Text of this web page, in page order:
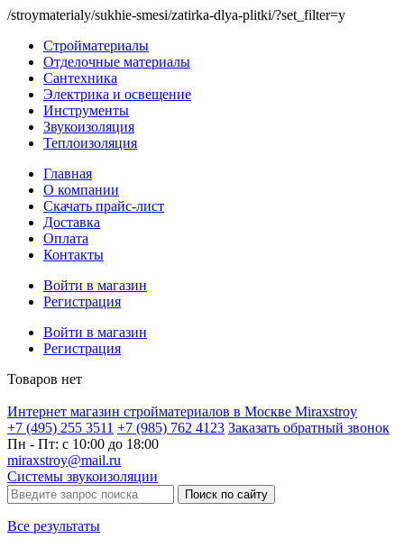
/stroymaterialy/sukhie-smesi/zatirka-dlya-plitki/?set_filter=y
Стройматериалы
Отделочные материалы
Сантехника
Электрика и освещение
Инструменты
Звукоизоляция
Теплоизоляция
Главная
О компании
Скачать прайс-лист
Доставка
Оплата
Контакты
Войти в магазин
Регистрация
Войти в магазин
Регистрация
Товаров нет
Интернет магазин стройматериалов в Москве Miraxstroy
+7 (495) 255 3511 +7 (985) 762 4123 Заказать обратный звонок
Пн - Пт: с 10:00 до 18:00
miraxstroy@mail.ru
Системы звукоизоляции
Поиск по сайту
Все результаты